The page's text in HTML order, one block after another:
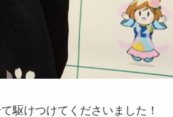
駆けつけてくださいました！